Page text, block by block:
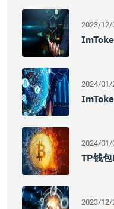
2023/12/
2024/01/
2024/01/
TP钱
2023/12/